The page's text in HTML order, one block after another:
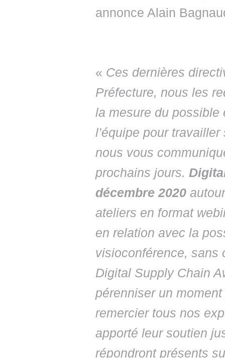
annonce Alain
« Ces dernières
Préfecture, nous les
la mesure du
l’équipe pour
nous vous
prochains jours.
décembre 2020
ateliers en format
en relation avec la
visioconférence, sans
Digital Supply Chain
pérenniser un
remercier tous nos
apporté leur soutien
répondront présents